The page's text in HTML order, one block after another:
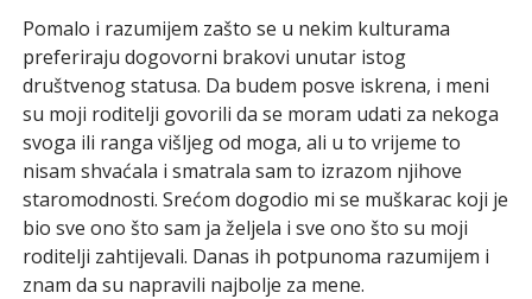
Pomalo i razumijem zašto se u nekim kulturama
preferiraju dogovorni brakovi unutar istog
društvenog statusa. Da budem posve iskrena, i meni
su moji roditelji govorili da se moram udati za nekoga
svoga ili ranga višljeg od moga, ali u to vrijeme to
nisam shvaćala i smatrala sam to izrazom njihove
staromodnosti. Srećom dogodio mi se muškarac koji je
bio sve ono što sam ja željela i sve ono što su moji
roditelji zahtijevali. Danas ih potpunoma razumijem i
znam da su napravili najbolje za mene.